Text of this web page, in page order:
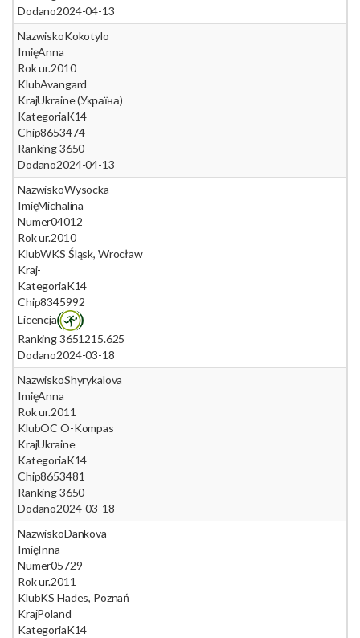
Dodano2024-04-13
NazwiskoKokotylo
ImięAnna
Rok ur.2010
KlubAvangard
KrajUkraine (Україна)
KategoriaK14
Chip8653474
Ranking 3650
Dodano2024-04-13
NazwiskoWysocka
ImięMichalina
Numer04012
Rok ur.2010
KlubWKS Śląsk, Wrocław
Kraj-
KategoriaK14
Chip8345992
Licencja
Ranking 3651215.625
Dodano2024-03-18
NazwiskoShyrykalova
ImięAnna
Rok ur.2011
KlubOC O-Kompas
KrajUkraine
KategoriaK14
Chip8653481
Ranking 3650
Dodano2024-03-18
NazwiskoDankova
ImięInna
Numer05729
Rok ur.2011
KlubKS Hades, Poznań
KrajPoland
KategoriaK14